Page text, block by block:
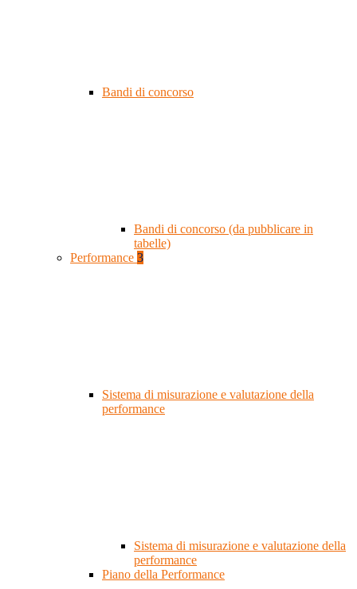
Bandi di concorso
Bandi di concorso (da pubblicare in
tabelle)
Performance 3
Sistema di misurazione e valutazione della
performance
Sistema di misurazione e valutazione della
performance
Piano della Performance